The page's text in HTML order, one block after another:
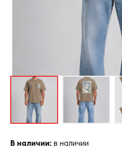
Сертификаты
Оплата
В наличии: в наличии
ОСТАВИТЬ
ОТПРАВИТЬ